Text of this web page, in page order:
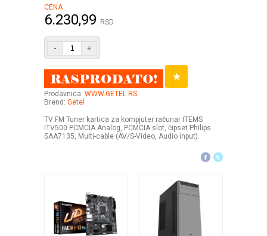
CENA
6.230,99 RSD
- +
Prodavnica: WWW.GETEL.RS
Brend: Getel
TV FM Tuner kartica za kompjuter računar ITEMS
ITV500 PCMCIA Analog, PCMCIA slot, čipset Philips
SAA7135, Multi-cable (AV/S-Video, Audio input).